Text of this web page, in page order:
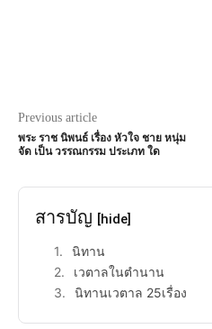
Previous article
พระ ราช นิพนธ์ เรื่อง หัวใจ ชาย หนุ่ม
จัด เป็น วรรณกรรม ประเภท ใด
สารบัญ [hide]
นิทาน
เวตาลในตำนาน
นิทานเวตาล 25เรื่อง